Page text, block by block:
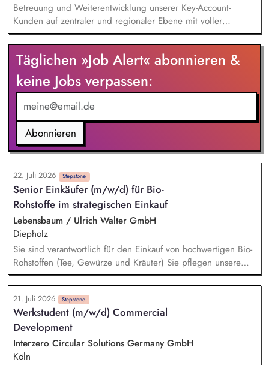
Betreuung und Weiterentwicklung unserer Key-Account-
Kunden auf zentraler und regionaler Ebene mit voller
Umsatz-, Absatz- und Ertragsverantwortung. Entwicklung und
Umsetzung kundenindividueller Distributions- und
Wachstumsstrategien sowie Identifikation neuer
Geschäftsfelder. Kontinuierliche Analyse von Markt- und
Wettbewerbsentwicklungen sowie Ableitung gezielter
Maßnahmen auch im Sinne des Category-Managements.
Umsetzung von Produkteinführungen und Promotions sowie
Erstellung von Angeboten und Aktionsvorschlägen.
Täglichen »Job Alert« abonnieren &
keine Jobs verpassen:
Abonnieren
22. Juli 2026 Stepstone
Senior Einkäufer (m/w/d) für Bio-
Rohstoffe im strategischen Einkauf
Lebensbaum / Ulrich Walter GmbH
Diepholz
Sie sind verantwortlich für den Einkauf von hochwertigen Bio-
Rohstoffen (Tee, Gewürze und Kräuter) Sie pflegen unsere
Lieferantenbeziehungen und entwickeln diese strategisch
weiter Sie analysieren den Markt und bauen neue nachhaltige
Beschaffungsquellen im Ursprung auf Die Umsetzung von
Verbesserungspotenzialen und Innovationen entlang der
Lieferkette gehört zu Ihren Aufgaben Sie arbeiten eng mit
den Abteilungen Produktentwicklung, Qualitätswesen,
Marketing und Vertrieb zusammen
21. Juli 2026 Stepstone
Werkstudent (m/w/d) Commercial
Development
Interzero Circular Solutions Germany GmbH
Köln